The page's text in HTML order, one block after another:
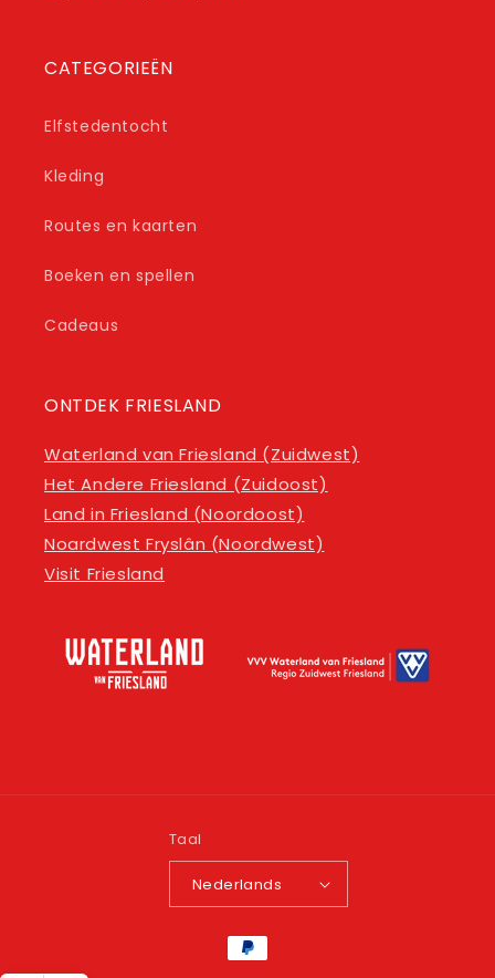
CATEGORIEËN
Elfstedentocht
Kleding
Routes en kaarten
Boeken en spellen
Cadeaus
ONTDEK FRIESLAND
Waterland van Friesland (Zuidwest)
Het Andere Friesland (Zuidoost)
Land in Friesland (Noordoost)
Noardwest Fryslân (Noordwest)
Visit Friesland
Taal
Nederlands
Betaalmethoden